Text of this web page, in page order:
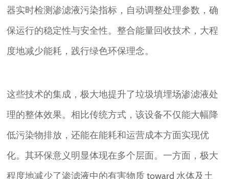
器实时检测渗滤液污染指标，自动调整处理参数，确
保运行的稳定性与安全性。整合能量回收技术，大程
度地减少能耗，践行绿色环保理念。
这些技术的集成，极大地提升了垃圾填埋场渗滤液处
理的整体效果。相比传统方式，该设备不仅能大幅降
低污染物排放，还能在能耗和运营成本方面实现优
化。其环保意义明显体现在多个层面。一方面，极大
程度地减少了渗滤液中的有害物质 toward 水体及土